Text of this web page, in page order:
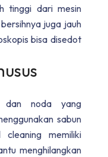
tinggi dari mesin
juga jauh
bisa disedot
dan noda yang
sabun
memiliki
menghilangkan